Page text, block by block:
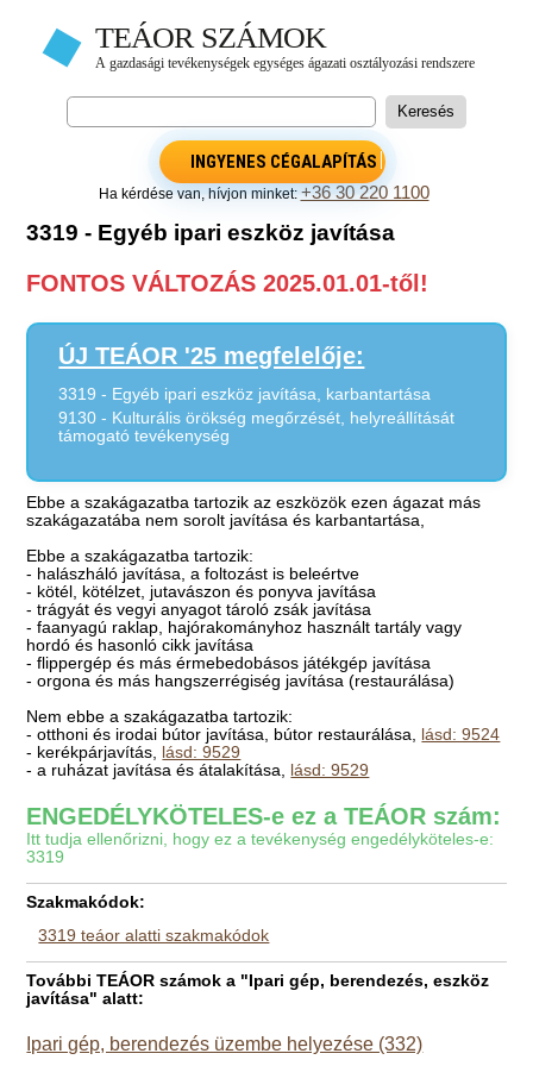
INGYENES CÉGALAPÍTÁS
Ha kérdése van, hívjon minket:+36 30 220 1100
3319 - Egyéb ipari eszköz javítása
FONTOS VÁLTOZÁS 2025.01.01-től!
ÚJ TEÁOR '25 megfelelője:
3319 - Egyéb ipari eszköz javítása, karbantartása
9130 - Kulturális örökség megőrzését, helyreállítását
támogató tevékenység
Ebbe a szakágazatba tartozik az eszközök ezen ágazat más
szakágazatába nem sorolt javítása és karbantartása,
Ebbe a szakágazatba tartozik:
- halászháló javítása, a foltozást is beleértve
- kötél, kötélzet, jutavászon és ponyva javítása
- trágyát és vegyi anyagot tároló zsák javítása
- faanyagú raklap, hajórakományhoz használt tartály vagy
hordó és hasonló cikk javítása
- flippergép és más érmebedobásos játékgép javítása
- orgona és más hangszerrégiség javítása (restaurálása)
Nem ebbe a szakágazatba tartozik:
- otthoni és irodai bútor javítása, bútor restaurálása, lásd: 9524
- kerékpárjavítás, lásd: 9529
- a ruházat javítása és átalakítása, lásd: 9529
ENGEDÉLYKÖTELES-e ez a TEÁOR szám:
Itt tudja ellenőrizni, hogy ez a tevékenység engedélyköteles-e:
3319
Szakmakódok:
3319 teáor alatti szakmakódok
További TEÁOR számok a "Ipari gép, berendezés, eszköz
javítása" alatt:
Ipari gép, berendezés üzembe helyezése (332)